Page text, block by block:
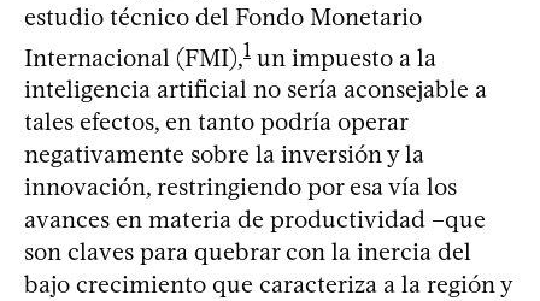
estudio técnico del Fondo Monetario
Internacional (FMI),1 un impuesto a la
inteligencia artificial no sería aconsejable a
tales efectos, en tanto podría operar
negativamente sobre la inversión y la
innovación, restringiendo por esa vía los
avances en materia de productividad –que
son claves para quebrar con la inercia del
bajo crecimiento que caracteriza a la región y